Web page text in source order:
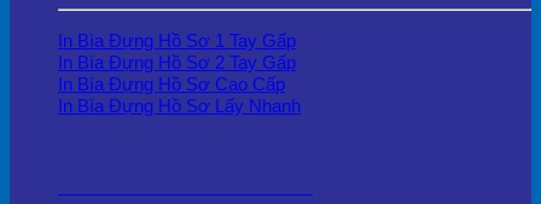
In Bìa Đựng Hồ Sơ 1 Tay Gấp
In Bìa Đựng Hồ Sơ 2 Tay Gấp
In Bìa Đựng Hồ Sơ Cao Cấp
In Bìa Đựng Hồ Sơ Lấy Nhanh